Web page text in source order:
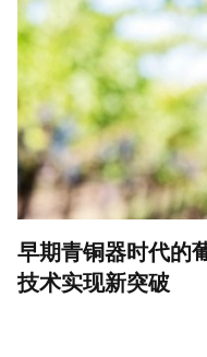
早期青铜器时代的
技术实现新突破